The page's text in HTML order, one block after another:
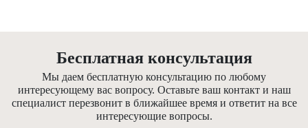
Бесплатная консультация
Мы даем бесплатную консультацию по любому
интересующему вас вопросу. Оставьте ваш контакт и наш
специалист перезвонит в ближайшее время и ответит на все
интересующие вопросы.